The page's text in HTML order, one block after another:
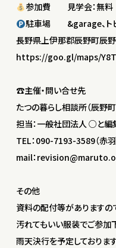
参加費 見学会：無料
駐車場 &garage、ト
長野県上伊那郡辰野町辰
https://goo.gl/maps/
☎︎主催・問い合せ先
たつの暮らし相談所（辰野
担当：一般社団法人 ○と
TEL：090-7193-3589（赤羽
mail：
その他
資料の配付等がありますの
汚れてもいい服装でご参加
雨天決行を予定しております